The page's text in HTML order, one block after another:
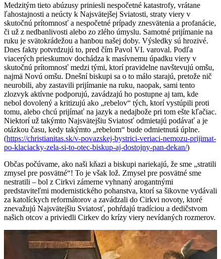
Medzitým tieto abúzusy priniesli nespočetné katastrofy, vrátane
ľahostajnosti a neúcty k Najsvätejšej Sviatosti, straty viery v
skutočnú prítomnosť a nespočetné prípady znesvätenia a profanácie,
či už z nedbanlivosti alebo zo zlého úmyslu. Samotné prijímanie na
ruku je svätokrádežou a hanbou našej doby. Výsledky sú hrozivé.
Dnes fakty potvrdzujú to, pred čím Pavol VI. varoval. Podľa
viacerých prieskumov dochádza k masívnemu úpadku viery v
skutočnú prítomnosť medzi tými, ktorí pravidelne navštevujú omšu,
najmä Novú omšu. Dnešní biskupi sa o to málo starajú, pretože nič
neurobili, aby zastavili prijímanie na ruku, naopak, sami tento
zlozvyk aktívne podporujú, zavádzajú ho postupne aj tam, kde
nebol dovolený a kritizujú ako „rebelov“ tých, ktorí vystúpili proti
tomu, alebo chcú prijímať na jazyk a nedajbože pri tom ešte kľačiac.
Niektorí už takýmto Najsvätejšiu Sviatosť odmietajú podávať a je
otázkou času, kedy takýmto „rebelom“ bude odmietnutá úplne.
(https://christianitas.sk/v-povazskej-bystrici-veriaci-nemozu-prijimat-
po-klaciacky-zela-si-to-otec-biskup-aj-dostojny-pan-dekan/)
Občas počúvame, ako naši kňazi a biskupi nariekajú, že sme „stratili
zmysel pre posvätné“! To je však lož. Zmysel pre posvätné sme
nestratili – bol z Cirkvi zámerne vyhnaný arogantnými
predstaviteľmi modernistického pohanstva, ktorí sa šikovne vydávali
za katolíckych reformátorov a zavádzali do Cirkvi novoty, ktoré
znevažujú Najsvätejšiu Sviatosť, pohŕdajú tradíciou a dedičstvom
našich otcov a priviedli Cirkev do krízy viery nevídaných rozmerov.